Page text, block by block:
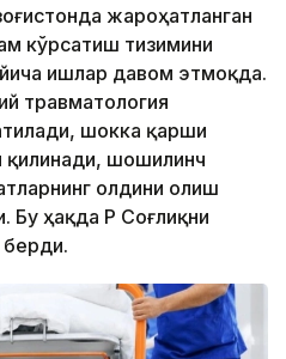
жароҳатланган
кўрсатиш тизимини
ишлар давом этмоқда.
травматология
шокка қарши
қилинади, шошилинч
олдини олиш
Бу ҳақда ҚР Соғлиқни
берди.